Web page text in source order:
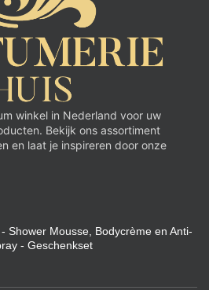
winkel in Nederland voor uw
Bekijk ons assortiment
en laat je inspireren door onze
Shower Mousse, Bodycrème en Anti-
- Geschenkset